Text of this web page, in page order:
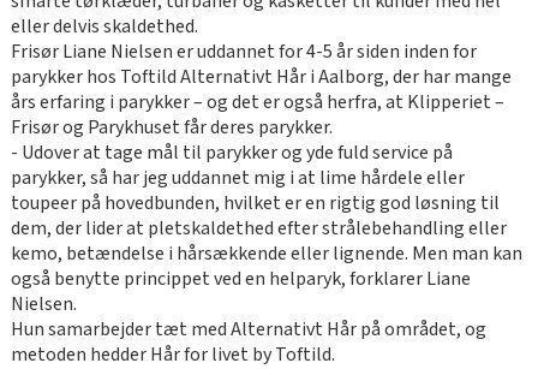
eller delvis skaldethed.
Frisør Liane Nielsen er uddannet for 4-5 år siden inden for
parykker hos Toftild Alternativt Hår i Aalborg, der har mange
års erfaring i parykker – og det er også herfra, at Klipperiet –
Frisør og Parykhuset får deres parykker.
- Udover at tage mål til parykker og yde fuld service på
parykker, så har jeg uddannet mig i at lime hårdele eller
toupeer på hovedbunden, hvilket er en rigtig god løsning til
dem, der lider at pletskaldethed efter strålebehandling eller
kemo, betændelse i hårsækkende eller lignende. Men man kan
også benytte princippet ved en helparyk, forklarer Liane
Nielsen.
Hun samarbejder tæt med Alternativt Hår på området, og
metoden hedder Hår for livet by Toftild.